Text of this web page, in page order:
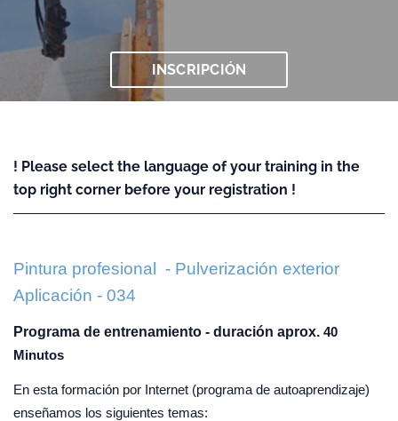
INSCRIPCIÓN
! Please select the language of your training in the
top right corner before your registration !
Pintura profesional - Pulverización exterior
Aplicación - 034
Programa de entrenamiento - duración aprox. 40
Minutos
En esta formación por Internet (programa de autoaprendizaje)
enseñamos los siguientes temas: